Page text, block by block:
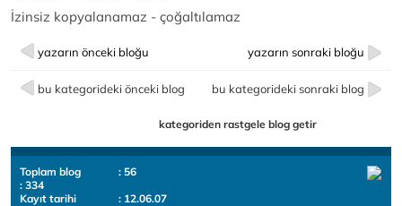
İzinsiz kopyalanamaz - çoğaltılamaz
yazarın önceki bloğu yazarın sonraki bloğu
bu kategorideki önceki blog bu kategorideki sonraki blog
kategoriden rastgele blog getir
Toplam blog
: 56
: 334
Kayıt tarihi
: 12.06.07